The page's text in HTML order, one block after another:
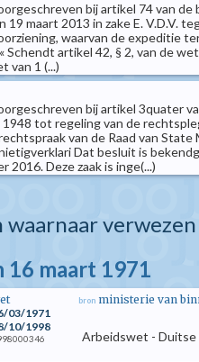
bij artikel 74 van de
19 maart 2013 in zake E. V.D.V.
waarvan de expeditie
Schendt artikel 42, § 2, van de
van 1 (...)
bij artikel 3quater
tot regeling van de
van de Raad van State
Dat besluit is
2016. Deze zaak is inge(...)
waarnaar
16 maart 1971
03/1971
10/1998
bron ministerie van
Arbeidswet - Duitse